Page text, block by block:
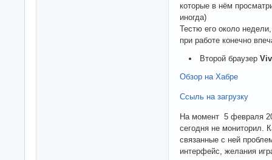
которые в нём
иногда)
Тестю его около
при работе конечно
Второй браузер
Обзор на Хабре
Ссыль на загрузку
На момент 5 февраля
сегодня не мониторил.
связанные с ней
интерфейс, желания